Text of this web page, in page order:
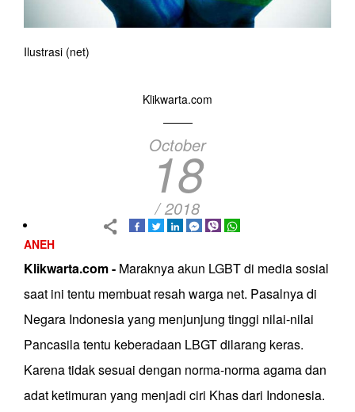
Ilustrasi (net)
Klikwarta.com
October
18
/ 2018
ANEH
Klikwarta.com - Maraknya akun LGBT di media sosial
saat ini tentu membuat resah warga net. Pasalnya di
Negara Indonesia yang menjunjung tinggi nilai-nilai
Pancasila tentu keberadaan LBGT dilarang keras.
Karena tidak sesuai dengan norma-norma agama dan
adat ketimuran yang menjadi ciri Khas dari Indonesia.